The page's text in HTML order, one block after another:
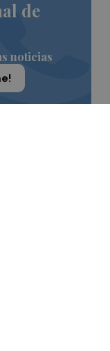
de
noticias